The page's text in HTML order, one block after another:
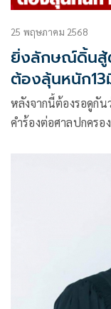
25 พฤษภาคม 2568
ยิ่งลักษณ์ดิ้นสู้
ต้องลุ้นหนัก13
หลังจากนี้ต้องรอดูกั
คำร้องต่อศาลปกคร